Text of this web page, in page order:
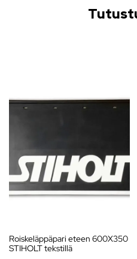
Roiskeläppäpari eteen 600X350
STIHOLT tekstillä